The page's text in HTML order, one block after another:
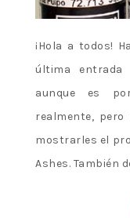
¡Hola a todos!
última entrada
aunque es
realmente,
mostrarles el
Ashes. También